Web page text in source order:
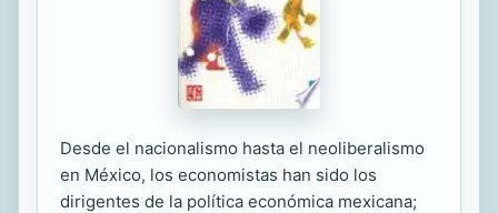
Desde el nacionalismo hasta el neoliberalismo
en México, los economistas han sido los
dirigentes de la política económica mexicana;